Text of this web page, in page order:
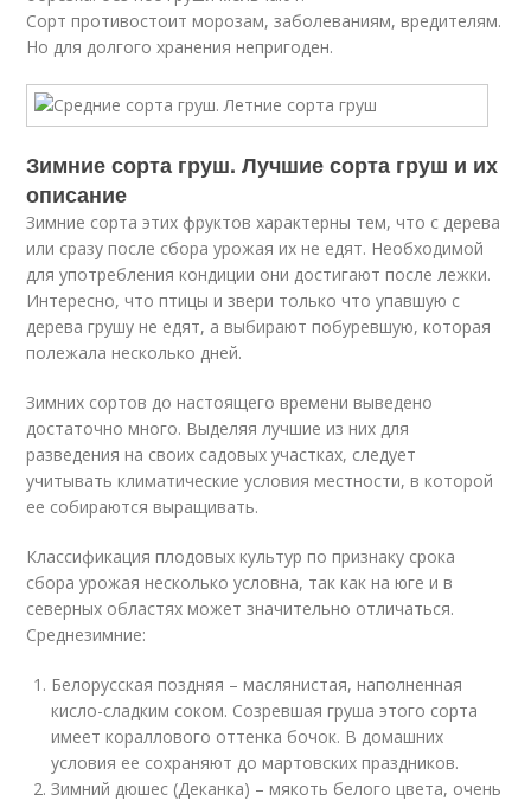
Сорт противостоит морозам, заболеваниям, вредителям.
Но для долгого хранения непригоден.
Зимние сорта груш. Лучшие сорта груш и их
описание
Зимние сорта этих фруктов характерны тем, что с дерева
или сразу после сбора урожая их не едят. Необходимой
для употребления кондиции они достигают после лежки.
Интересно, что птицы и звери только что упавшую с
дерева грушу не едят, а выбирают побуревшую, которая
полежала несколько дней.
Зимних сортов до настоящего времени выведено
достаточно много. Выделяя лучшие из них для
разведения на своих садовых участках, следует
учитывать климатические условия местности, в которой
ее собираются выращивать.
Классификация плодовых культур по признаку срока
сбора урожая несколько условна, так как на юге и в
северных областях может значительно отличаться.
Среднезимние:
Белорусская поздняя – маслянистая, наполненная
кисло-сладким соком. Созревшая груша этого сорта
имеет кораллового оттенка бочок. В домашних
условия ее сохраняют до мартовских праздников.
Зимний дюшес (Деканка) – мякоть белого цвета, очень